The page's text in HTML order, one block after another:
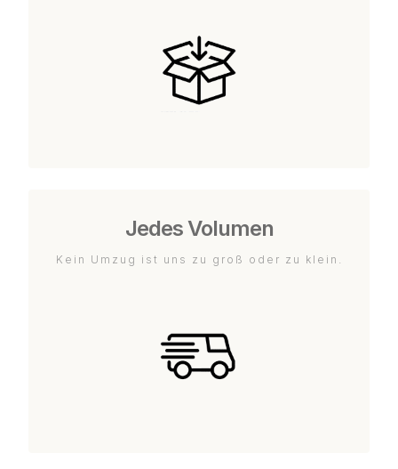
Jedes Volumen
Kein Umzug ist uns zu groß oder zu klein.